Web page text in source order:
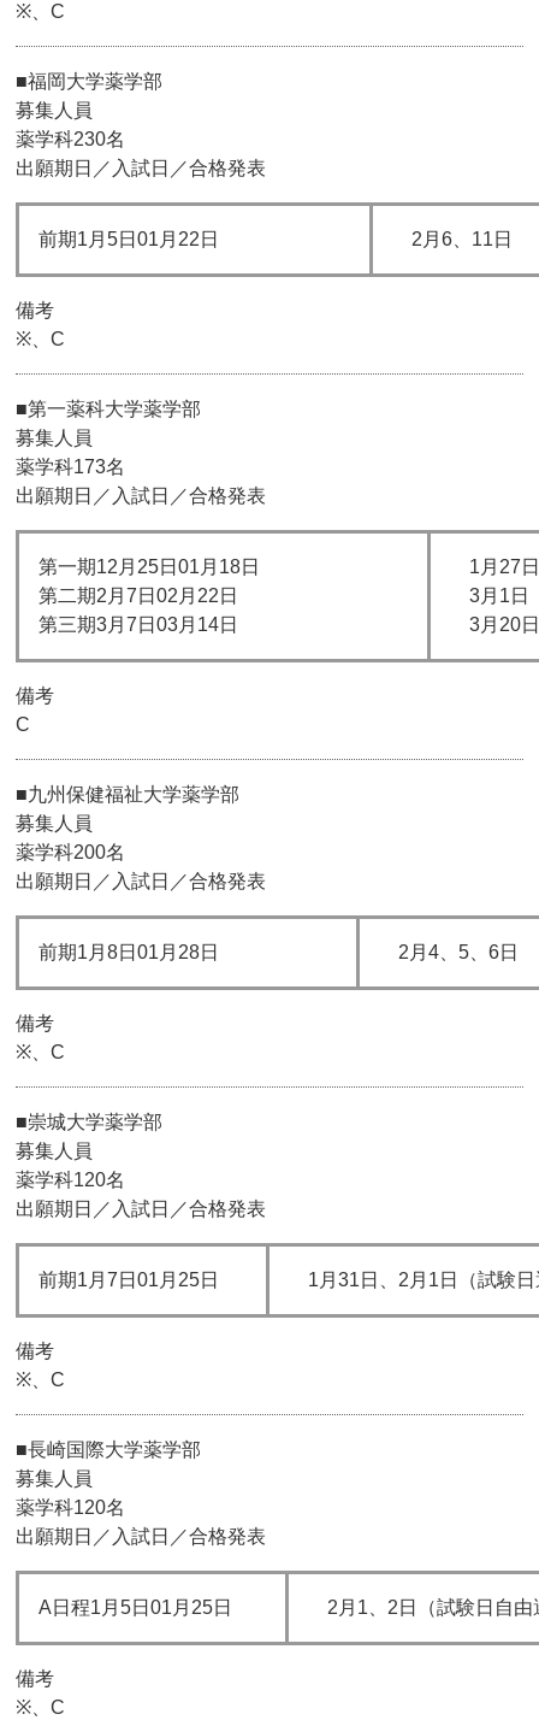
※、C
■福岡大学薬学部
募集人員
薬学科230名
出願期日／入試日／合格発表
前期1月5日01月22日 2月6、11日
備考
※、C
■第一薬科大学薬学部
募集人員
薬学科173名
出願期日／入試日／合格発表
第一期12月25日01月18日
第二期2月7日02月22日
第三期3月7日03月14日
1月27
3月1日
3月20
備考
C
■九州保健福祉大学薬学部
募集人員
薬学科200名
出願期日／入試日／合格発表
前期1月8日01月28日 2月4、5、6日
備考
※、C
■崇城大学薬学部
募集人員
薬学科120名
出願期日／入試日／合格発表
前期1月7日01月25日 1月31日、2月1日（試験日
備考
※、C
■長崎国際大学薬学部
募集人員
薬学科120名
出願期日／入試日／合格発表
A日程1月5日01月25日 2月1、2日（試験日自由
備考
※、C